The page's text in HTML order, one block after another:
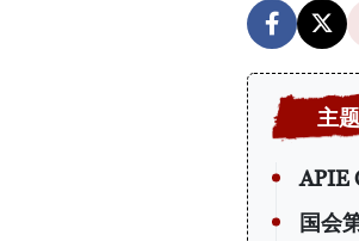
APIE
国会